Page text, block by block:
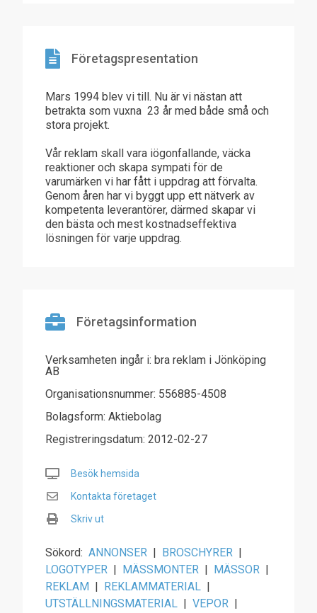
Företagspresentation
Mars 1994 blev vi till. Nu är vi nästan att
betrakta som vuxna  23 år med både små och
stora projekt.
Vår reklam skall vara iögonfallande, väcka
reaktioner och skapa sympati för de
varumärken vi har fått i uppdrag att förvalta.
Genom åren har vi byggt upp ett nätverk av
kompetenta leverantörer, därmed skapar vi
den bästa och mest kostnadseffektiva
lösningen för varje uppdrag.
Företagsinformation
Verksamheten ingår i: bra reklam i Jönköping
AB
Organisationsnummer: 556885-4508
Bolagsform: Aktiebolag
Registreringsdatum: 2012-02-27
Besök hemsida
Kontakta företaget
Skriv ut
Sökord: ANNONSER | BROSCHYRER |
LOGOTYPER | MÄSSMONTER | MÄSSOR |
REKLAM | REKLAMMATERIAL |
UTSTÄLLNINGSMATERIAL | VEPOR |